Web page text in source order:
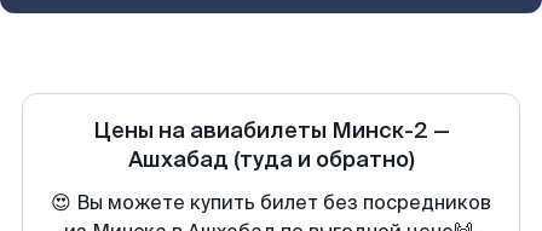
Цены на авиабилеты Минск-2 —
Ашхабад (туда и обратно)
😍 Вы можете купить билет без посредников